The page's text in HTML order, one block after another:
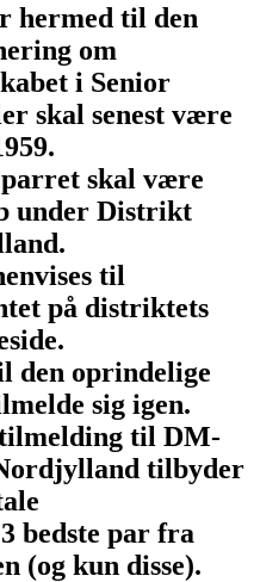
hermed til den
om
i Senior
skal senest være
skal være
under Distrikt
til
på distriktets
den oprindelige
sig igen.
til DM-
tilbyder
bedste par fra
(og kun disse).